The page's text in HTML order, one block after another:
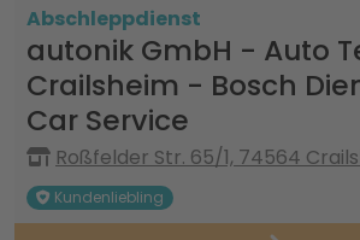
Abschleppdienst
autonik GmbH - Auto
Crailsheim - Bosch
Car Service
Roßfelder Str. 65/1, 74564
Kundenliebling